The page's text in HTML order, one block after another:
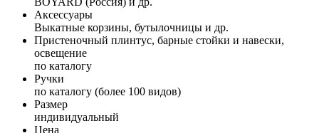
Аксессуары
Выкатные корзины, бутылочницы и др.
Пристеночный плинтус, барные стойки и навески,
освещение
по каталогу
Ручки
по каталогу (более 100 видов)
Размер
индивидуальный
Цена